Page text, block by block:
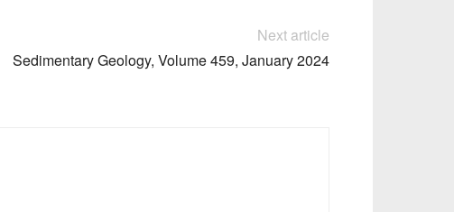
Next article
Sedimentary Geology, Volume 459, January 2024